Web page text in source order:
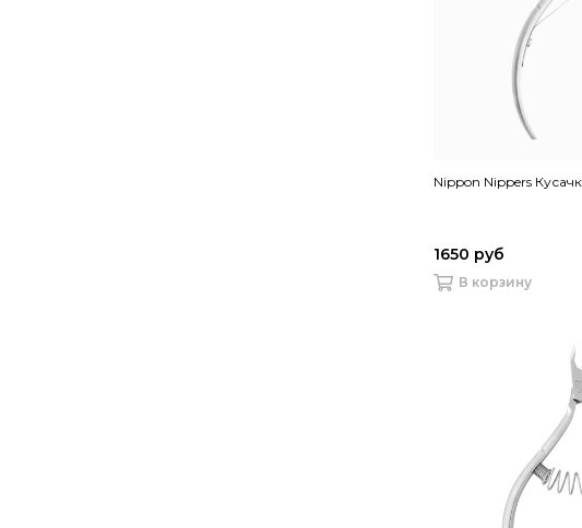
Nippon Nippers
1650 руб
В корзину